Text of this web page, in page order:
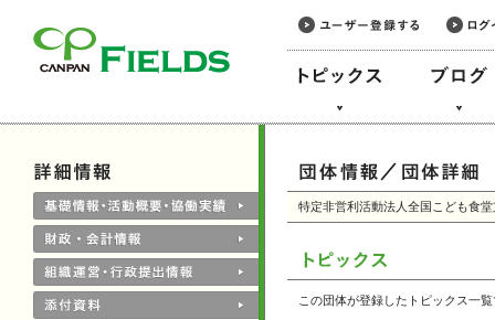
特定非営利活動法人全国こども食
この団体が登録したトピックス一